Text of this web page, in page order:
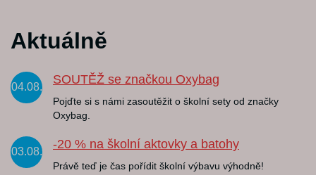
Aktuálně
04.08.
SOUTĚŽ se značkou Oxybag
Pojďte si s námi zasoutěžit o školní sety od značky
Oxybag.
03.08.
-20 % na školní aktovky a batohy
Právě teď je čas pořídit školní výbavu výhodně!